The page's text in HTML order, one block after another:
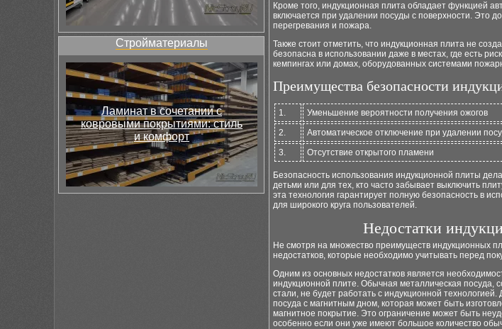
Стройматериалы
Ламинат в сочетании с
ковровыми покрытиями: стиль
и комфорт
Кроме того, индукционная плита обладает функцией
включается при удалении посуды с поверхности. Это
перегревания и пожара.
Также стоит отметить, что индукционная плита не
безопасна в использовании даже в местах, где есть
кемпингах или домах, оборудованных системами
Преимущества безопасности
1.
Уменьшение вероятности получения ожогов
2.
Автоматическое отключение при удалении
3.
Отсутствие открытого пламени
Безопасность использования индукционной плиты
детьми или для тех, кто часто забывает выключить
эта технология гарантирует полную безопасность в
для широкого круга пользователей.
Недостатки
Не смотря на множество преимуществ индукционных
недостатков, которые необходимо учитывать перед
Одним из основных недостатков является
индукционной плите. Обычная металлическая
стали, не будет работать с индукционной
посуда с магнитным дном, которая может быть
магнитное покрытие. Это ограничение может быть
особенно если они уже имеют большое количество